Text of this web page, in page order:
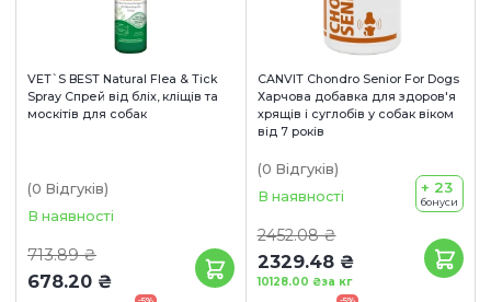
VET`S BEST Natural Flea & Tick
Spray Спрей від бліх, кліщів та
москітів для собак
(0 Відгуків)
В наявності
713.89 ₴
678.20 ₴
CANVIT Chondro Senior For Dogs
Харчова добавка для здоров'я
хрящів і суглобів у собак віком
від 7 років
(0 Відгуків)
В наявності
2452.08 ₴
2329.48 ₴
за кг
10128.00 ₴
+ 23
бонуси